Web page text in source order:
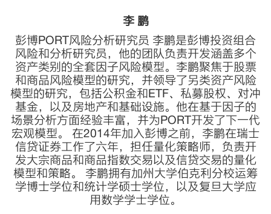
李 鹏
彭博PORT风险分析研究员 李鹏是彭博投资组合
风险和分析研究员，他的团队负责开发涵盖多个
资产类别的全套因子风险模型。李鹏聚焦于股票
和商品风险模型的研究，并领导了另类资产风险
模型的研究，包括公积金和ETF、私募股权、对冲
基金，以及房地产和基础设施。他在基于因子的
场景分析方面经验丰富，并为PORT开发了下一代
宏观模型。 在2014年加入彭博之前，李鹏在瑞士
信贷证券工作了六年，担任量化策略师，负责开
发大宗商品和商品指数交易以及信贷交易的量化
模型和策略。 李鹏拥有加州大学伯克利分校运筹
学博士学位和统计学硕士学位，以及复旦大学应
用数学学士学位。